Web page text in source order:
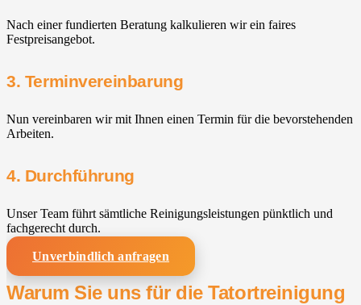
Nach einer fundierten Beratung kalkulieren wir ein faires
Festpreisangebot.
3. Terminvereinbarung
Nun vereinbaren wir mit Ihnen einen Termin für die bevorstehenden
Arbeiten.
4. Durchführung
Unser Team führt sämtliche Reinigungsleistungen pünktlich und
fachgerecht durch.
Unverbindlich anfragen
Warum Sie uns für die Tatortreinigung